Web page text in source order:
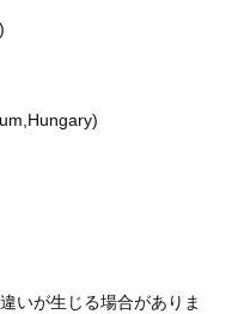
いが生じる場合がありま